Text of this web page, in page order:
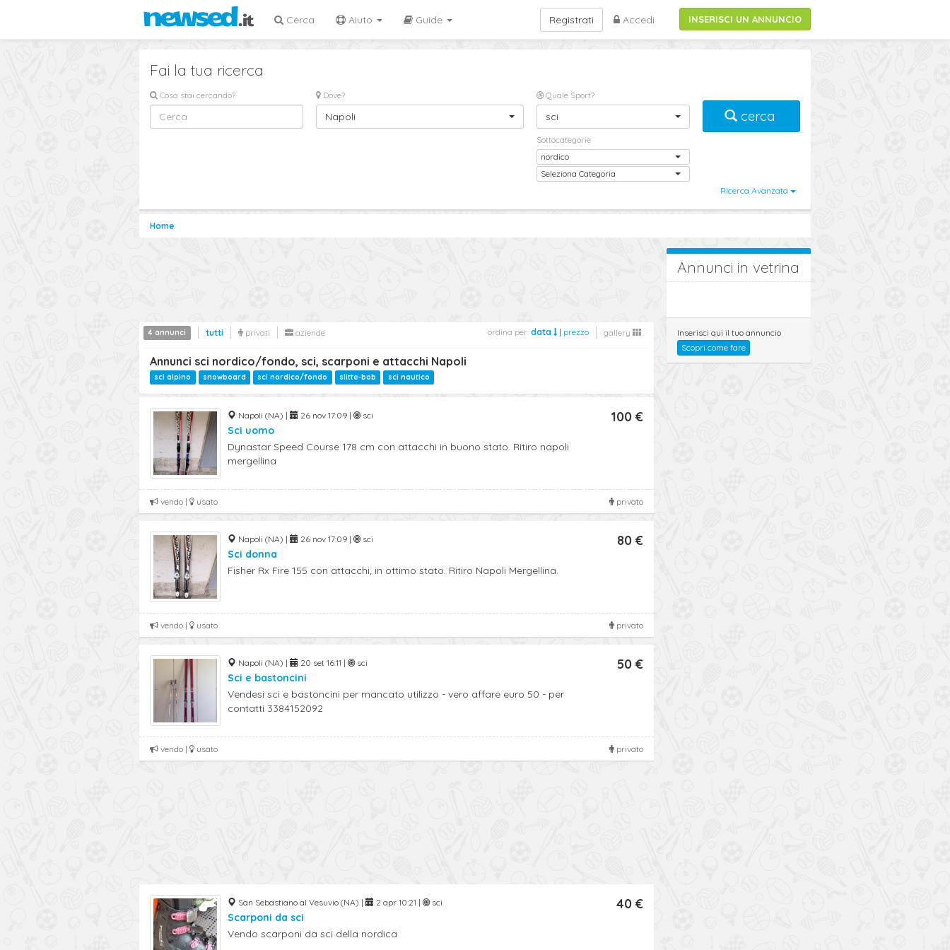
INSERISCI UN ANNUNCIO
Cerca Aiuto Guide Accedi
Registrati
Fai la tua ricerca
Cosa stai cercando? Dove?
Napoli
Quale Sport?
sci
Sottocategorie
nordico
Sottocategoria
2
Seleziona Categoria
cerca
Ricerca Avanzata
Home
tutti privati aziende
4 annunci ordina per: data | prezzo gallery
Annunci sci nordico/fondo, sci, scarponi e attacchi Napoli
sci alpino snowboard sci nordico/fondo slitte-bob sci nautico
Napoli (NA) | 26 nov 17:09 | sci
Sci uomo
Dynastar Speed Course 178 cm con attacchi in buono stato. Ritiro napoli
mergellina
100 €
privato
vendo | usato
Napoli (NA) | 26 nov 17:09 | sci
Sci donna
Fisher Rx Fire 155 con attacchi, in ottimo stato. Ritiro Napoli Mergellina.
80 €
privato
vendo | usato
Napoli (NA) | 20 set 16:11 | sci
Sci e bastoncini
Vendesi sci e bastoncini per mancato utilizzo - vero affare euro 50 - per
contatti 3384152092
50 €
privato
vendo | usato
San Sebastiano al Vesuvio (NA) | 2 apr 10:21 | sci
Scarponi da sci
Vendo scarponi da sci della nordica
40 €
Annunci in vetrina
Inserisci qui il tuo annuncio
Scopri come fare